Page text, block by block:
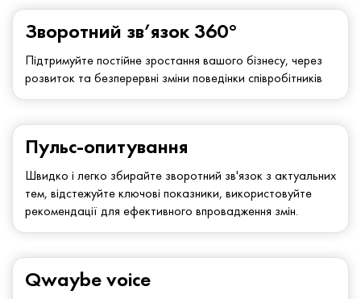
Зворотний зв’язок 360°
Підтримуйте постійне зростання вашого бізнесу, через
розвиток та безперервні зміни поведінки співробітників
Qwaybe voice
Пульс-опитування
Швидко і легко збирайте зворотний зв'язок з актуальних
тем, відстежуйте ключові показники, використовуйте
рекомендації для ефективного впровадження змін.